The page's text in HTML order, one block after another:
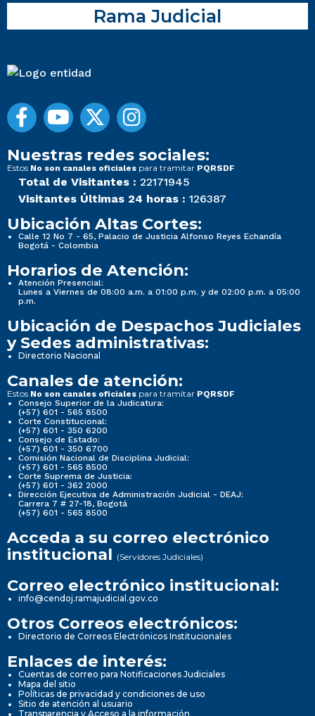
Rama Judicial
Nuestras redes sociales:
Estos No son canales oficiales para tramitar PQRSDF
Total de Visitantes : 22171945
Visitantes Últimas 24 horas : 126387
Ubicación Altas Cortes:
Calle 12 No 7 - 65, Palacio de Justicia Alfonso Reyes Echandía
Bogotá - Colombia
Horarios de Atención:
Atención Presencial:
Lunes a Viernes de 08:00 a.m. a 01:00 p.m. y de 02:00 p.m. a 05:00
p.m.
Ubicación de Despachos Judiciales
y Sedes administrativas:
Directorio Nacional
Canales de atención:
Estos No son canales oficiales para tramitar PQRSDF
Consejo Superior de la Judicatura:
(+57) 601 - 565 8500
Corte Constitucional:
(+57) 601 - 350 6200
Consejo de Estado:
(+57) 601 - 350 6700
Comisión Nacional de Disciplina Judicial:
(+57) 601 - 565 8500
Corte Suprema de Justicia:
(+57) 601 - 362 2000
Dirección Ejecutiva de Administración Judicial - DEAJ:
Carrera 7 # 27-18, Bogotá
(+57) 601 - 565 8500
Acceda a su correo electrónico
institucional (Servidores Judiciales)
Correo electrónico institucional:
info@cendoj.ramajudicial.gov.co
Otros Correos electrónicos:
Directorio de Correos Electrónicos Institucionales
Enlaces de interés:
Cuentas de correo para Notificaciones Judiciales
Mapa del sitio
Políticas de privacidad y condiciones de uso
Sitio de atención al usuario
Transparencia y Acceso a la información